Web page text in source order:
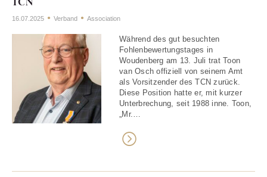
TCN
16.07.2025 Verband Association
Während des gut besuchten
Fohlenbewertungstages in
Woudenberg am 13. Juli trat Toon
van Osch offiziell von seinem Amt
als Vorsitzender des TCN zurück.
Diese Position hatte er, mit kurzer
Unterbrechung, seit 1988 inne. Toon,
„Mr.…